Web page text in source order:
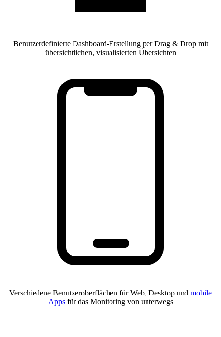
Benutzerdefinierte Dashboard-Erstellung per Drag & Drop mit
übersichtlichen, visualisierten Übersichten
Verschiedene Benutzeroberflächen für Web, Desktop und mobile
Appsfür das Monitoring von unterwegs